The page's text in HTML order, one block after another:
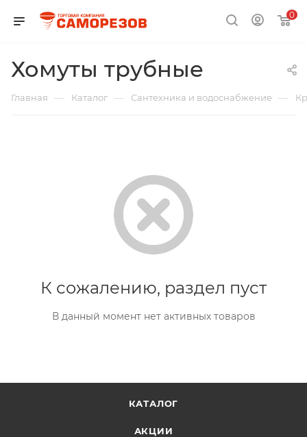
0
Хомуты трубные
Главная — Каталог — Сантехника и водоснабжение —
К сожалению, раздел пуст
В данный момент нет активных товаров
КАТАЛОГ
АКЦИИ